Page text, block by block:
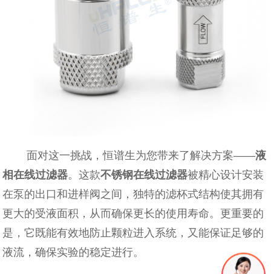
面对这一挑战，恒谱生为您带来了解决方案——液
相在线过滤器。这款不锈钢在线过滤器被精心设计安装
在泵的出口和进样阀之间，独特的滤杯式结构使其拥有
更大的受液面积，从而确保更长的使用寿命。更重要的
是，它既能有效地防止颗粒进入系统，又能保证足够的
液流，确保实验的稳定进行。